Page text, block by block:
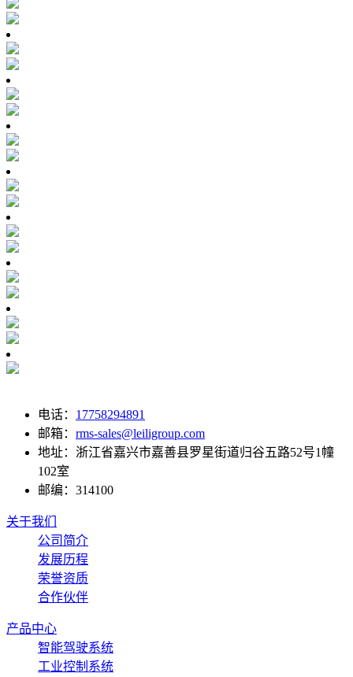
电话： 17758294891
邮箱： rms-sales@leiligroup.com
地址： 浙江省嘉兴市嘉善县罗星街道归谷五路52号1幢
102室
邮编： 314100
关于我们
公司简介
发展历程
荣誉资质
合作伙伴
产品中心
智能驾驶系统
工业控制系统